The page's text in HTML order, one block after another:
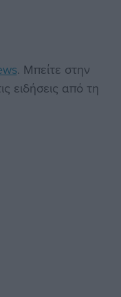
. Μπείτε στην
ειδήσεις από τη